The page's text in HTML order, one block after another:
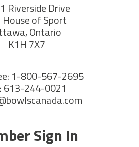
Riverside Drive
of Sport
Ontario
K1H 7X7
1-800-567-2695
613-244-0021
Sign In